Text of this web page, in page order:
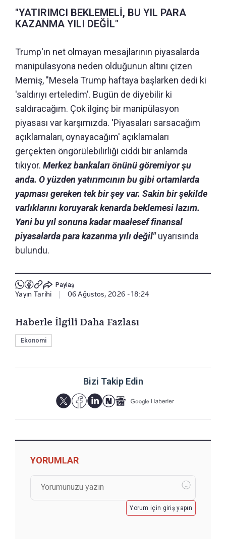
"YATIRIMCI BEKLEMELİ, BU YIL PARA
KAZANMA YILI DEĞİL"
Trump'ın net olmayan mesajlarının piyasalarda
manipülasyona neden olduğunun altını çizen
Memiş, "Mesela Trump haftaya başlarken dedi ki
'saldırıyı erteledim'. Bugün de diyebilir ki
saldıracağım. Çok ilginç bir manipülasyon
piyasası var karşımızda. 'Piyasaları sarsacağım
açıklamaları, oynayacağım' açıklamaları
gerçekten öngörülebilirliği ciddi bir anlamda
tıkıyor. Merkez bankaları önünü göremiyor şu
anda. O yüzden yatırımcının bu gibi ortamlarda
yapması gereken tek bir şey var. Sakin bir şekilde
varlıklarını koruyarak kenarda beklemesi lazım.
Yani bu yıl sonuna kadar maalesef finansal
piyasalarda para kazanma yılı değil"uyarısında
bulundu.
Paylaş
Yayın Tarihi | 06 Ağustos, 2026 - 18:24
Haberle İlgili Daha Fazlası
Ekonomi
Bizi Takip Edin
YORUMLAR
Yorum için giriş yapın